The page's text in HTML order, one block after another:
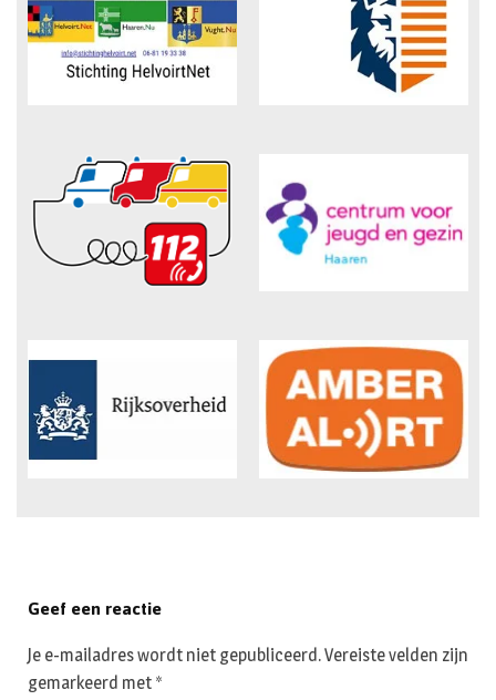
Geef een reactie
Je e-mailadres wordt niet gepubliceerd.Vereiste velden zijn
gemarkeerd met *